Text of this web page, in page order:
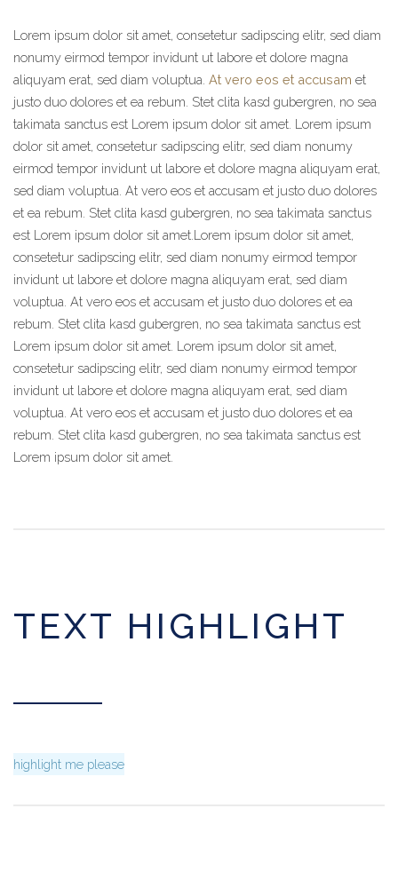
Lorem ipsum dolor sit amet, consetetur sadipscing elitr, sed diam
nonumy eirmod tempor invidunt ut labore et dolore magna
aliquyam erat, sed diam voluptua. At vero eos et accusam et
justo duo dolores et ea rebum. Stet clita kasd gubergren, no sea
takimata sanctus est Lorem ipsum dolor sit amet. Lorem ipsum
dolor sit amet, consetetur sadipscing elitr, sed diam nonumy
eirmod tempor invidunt ut labore et dolore magna aliquyam erat,
sed diam voluptua. At vero eos et accusam et justo duo dolores
et ea rebum. Stet clita kasd gubergren, no sea takimata sanctus
est Lorem ipsum dolor sit amet.Lorem ipsum dolor sit amet,
consetetur sadipscing elitr, sed diam nonumy eirmod tempor
invidunt ut labore et dolore magna aliquyam erat, sed diam
voluptua. At vero eos et accusam et justo duo dolores et ea
rebum. Stet clita kasd gubergren, no sea takimata sanctus est
Lorem ipsum dolor sit amet. Lorem ipsum dolor sit amet,
consetetur sadipscing elitr, sed diam nonumy eirmod tempor
invidunt ut labore et dolore magna aliquyam erat, sed diam
voluptua. At vero eos et accusam et justo duo dolores et ea
rebum. Stet clita kasd gubergren, no sea takimata sanctus est
Lorem ipsum dolor sit amet.
TEXT HIGHLIGHT
highlight me please